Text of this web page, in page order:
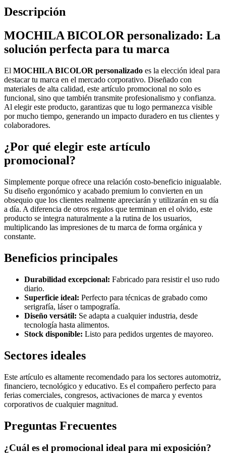
Descripción
MOCHILA BICOLOR personalizado: La
solución perfecta para tu marca
El MOCHILA BICOLOR personalizado es la elección ideal para
destacar tu marca en el mercado corporativo. Diseñado con
materiales de alta calidad, este artículo promocional no solo es
funcional, sino que también transmite profesionalismo y confianza.
Al elegir este producto, garantizas que tu logo permanezca visible
por mucho tiempo, generando un impacto duradero en tus clientes y
colaboradores.
¿Por qué elegir este artículo
promocional?
Simplemente porque ofrece una relación costo-beneficio inigualable.
Su diseño ergonómico y acabado premium lo convierten en un
obsequio que los clientes realmente apreciarán y utilizarán en su día
a día. A diferencia de otros regalos que terminan en el olvido, este
producto se integra naturalmente a la rutina de los usuarios,
multiplicando las impresiones de tu marca de forma orgánica y
constante.
Beneficios principales
Durabilidad excepcional: Fabricado para resistir el uso rudo
diario.
Superficie ideal: Perfecto para técnicas de grabado como
serigrafía, láser o tampografía.
Diseño versátil: Se adapta a cualquier industria, desde
tecnología hasta alimentos.
Stock disponible: Listo para pedidos urgentes de mayoreo.
Sectores ideales
Este artículo es altamente recomendado para los sectores automotriz,
financiero, tecnológico y educativo. Es el compañero perfecto para
ferias comerciales, congresos, activaciones de marca y eventos
corporativos de cualquier magnitud.
Preguntas Frecuentes
¿Cuál es el promocional ideal para mi exposición?